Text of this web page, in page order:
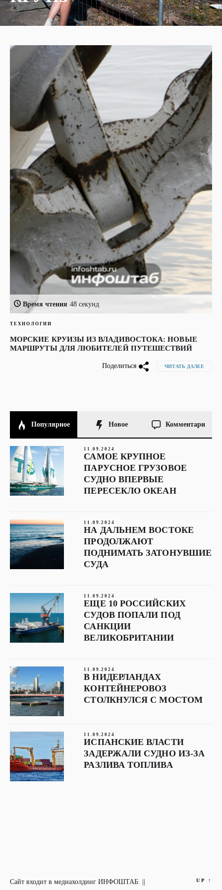
Время чтения 48 секунд
ТЕХНОЛОГИИ
МОРСКИЕ КРУИЗЫ ИЗ ВЛАДИВОСТОКА: НОВЫЕ
МАРШРУТЫ ДЛЯ ЛЮБИТЕЛЕЙ ПУТЕШЕСТВИЙ
Поделиться ЧИТАТЬ ДАЛЕЕ
Популярное Новое Комментари
11.09.2024
САМОЕ КРУПНОЕ
ПАРУСНОЕ ГРУЗОВОЕ
СУДНО ВПЕРВЫЕ
ПЕРЕСЕКЛО ОКЕАН
11.09.2024
НА ДАЛЬНЕМ ВОСТОКЕ
ПРОДОЛЖАЮТ
ПОДНИМАТЬ ЗАТОНУВШИЕ
СУДА
11.09.2024
ЕЩЕ 10 РОССИЙСКИХ
СУДОВ ПОПАЛИ ПОД
САНКЦИИ
ВЕЛИКОБРИТАНИИ
11.09.2024
В НИДЕРЛАНДАХ
КОНТЕЙНЕРОВОЗ
СТОЛКНУЛСЯ С МОСТОМ
11.09.2024
ИСПАНСКИЕ ВЛАСТИ
ЗАДЕРЖАЛИ СУДНО ИЗ-ЗА
РАЗЛИВА ТОПЛИВА
Сайт входит в медиахолдинг ИНФОШТАБ. ||
UP ↑